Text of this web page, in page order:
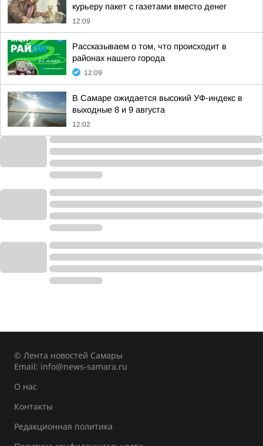
курьеру пакет с газетами вместо денег
12:09
Рассказываем о том, что происходит в
районах нашего города
12:09
В Самаре ожидается высокий УФ-индекс в
выходные 8 и 9 августа
12:02
© Лента новостей Самары
Email: info@news-samara.ru
О нас
Контакты
Редакционная политика